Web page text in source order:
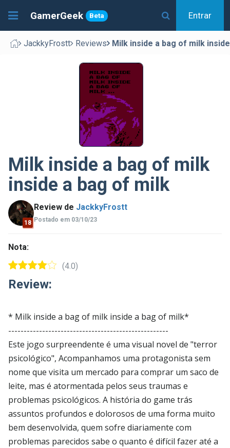
GamerGeek Beta Entrar
JackkyFrostt Reviews Milk inside a bag of milk
Milk inside a bag of milk
inside a bag of milk
18
Review de JackkyFrostt
Postado em 03/10/23
Nota:
(4.0)
Review:
* Milk inside a bag of milk inside a bag of milk*
----------------------------------------------------
Este jogo surpreendente é uma visual novel de "terror
psicológico", Acompanhamos uma protagonista sem
nome que visita um mercado para comprar um saco de
leite, mas é atormentada pelos seus traumas e
problemas psicológicos. A história do game trás
assuntos profundos e dolorosos de uma forma muito
bem desenvolvida, quem sofre diariamente com
problemas parecidos sabe o quanto é difícil fazer até a